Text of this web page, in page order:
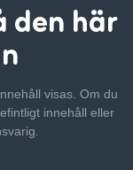
den här
visas. Om du
innehåll eller